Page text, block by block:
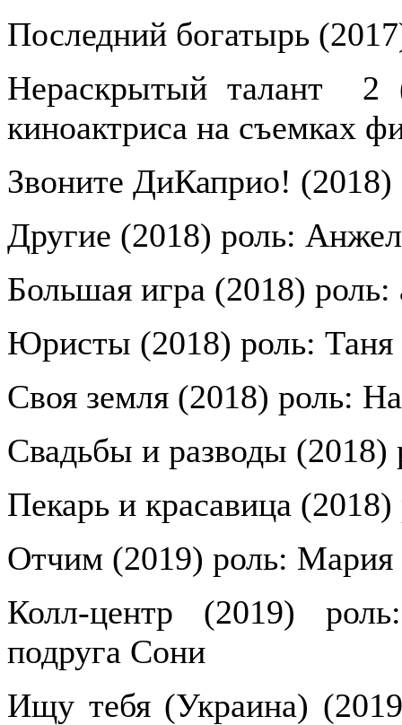
Последний богатырь
Нераскрытый талант
2
киноактриса на съемках
Звоните ДиКаприо! (2018)
Другие (2018) роль:
Большая игра (2018) роль:
Юристы (2018) роль: Таня
Своя земля (2018) роль:
Свадьбы и разводы (2018)
Пекарь и красавица
Отчим (2019) роль: Мария
Колл-центр (2019)
подруга Сони
Ищу тебя (Украина)